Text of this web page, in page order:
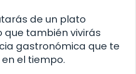
de un plato
que también vivirás
gastronómica que te
el tiempo.